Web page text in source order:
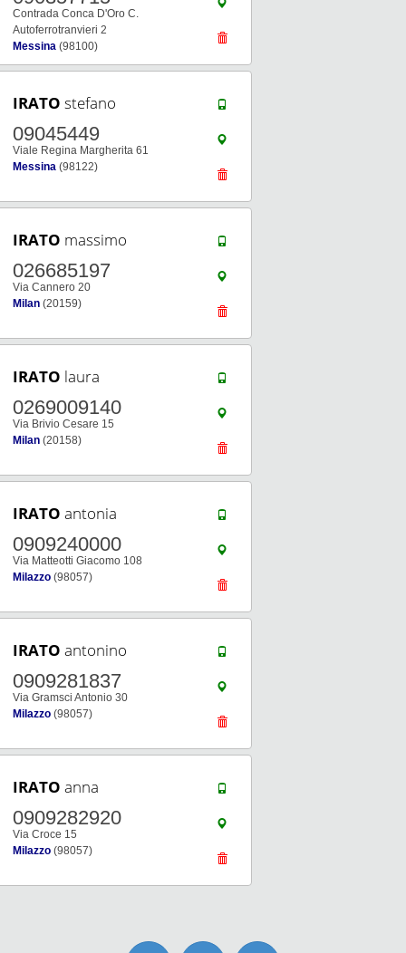
Contrada Conca D'Oro C.
Autoferrotranvieri 2
Messina (98100)
IRATO stefano
09045449
Viale Regina Margherita 61
Messina (98122)
IRATO massimo
026685197
Via Cannero 20
Milan (20159)
IRATO laura
0269009140
Via Brivio Cesare 15
Milan (20158)
IRATO antonia
0909240000
Via Matteotti Giacomo 108
Milazzo (98057)
IRATO antonino
0909281837
Via Gramsci Antonio 30
Milazzo (98057)
IRATO anna
0909282920
Via Croce 15
Milazzo (98057)